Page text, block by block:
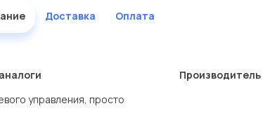
Доставка Оплата
управления, просто
Производитель